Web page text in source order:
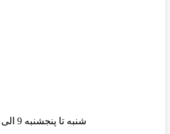
شنبه تا پنجشنبه 9 الی 18 پاسخگوی شما هستیم